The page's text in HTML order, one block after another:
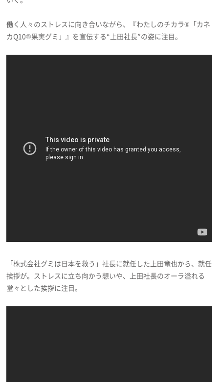
働く人々のストレスに向き合いながら、『わたしのチカラ®「カネ
カQ10®果実グミ」』を宣伝する“上田社長”の姿に注目。
「株式会社グミは日本を救う」社長に就任した上田竜也から、就任
挨拶が。ストレスに立ち向かう想いや、上田社長のオーラ溢れる
堂々とした挨拶に注目。